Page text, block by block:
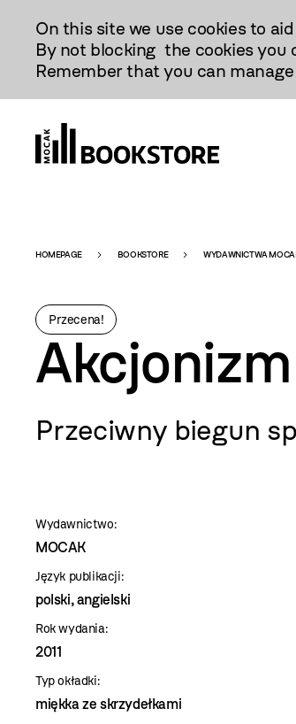
Treści
On this site we use cookies to
By not blocking the cookies you
Remember that you can
-
szablon
HOMEPAGE BOOKSTORE WYDAWNICTWA
Przecena!
Przeciwny biegun
Wydawnictwo:
MOCAK
Język publikacji:
polski, angielski
Rok wydania:
2011
Typ okładki:
miękka ze skrzydełkami